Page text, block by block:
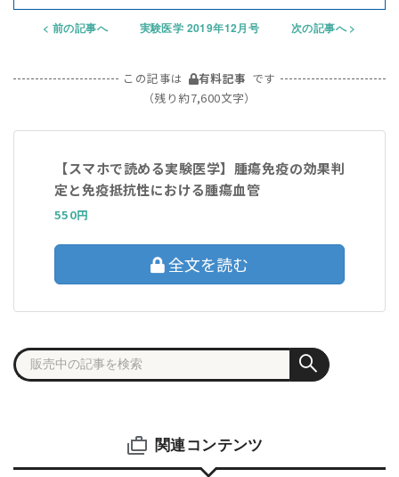
前の記事へ 実験医学 2019年12月号 次の記事へ
この記事は 有料記事 です
（残り約7,600文字）
【スマホで読める実験医学】腫瘍免疫の効果判
定と免疫抵抗性における腫瘍血管
550円
全文を読む
関連コンテンツ